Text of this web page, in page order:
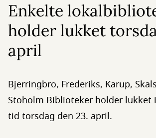
Enkelte
holder lukket
april
Bjerringbro, Frederiks, Karup,
Stoholm Biblioteker holder lukket
tid torsdag den 23. april.